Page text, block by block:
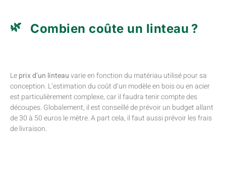
Combien coûte un linteau ?
Leprix d’un linteauvarie en fonction du matériau utilisé pour sa
conception. L’estimation du coût d’un modèle en bois ou en acier
est particulièrement complexe, car il faudra tenir compte des
découpes. Globalement, il est conseillé de prévoir un budget allant
de 30 à 50 euros le mètre. A part cela, il faut aussi prévoir les frais
de livraison.